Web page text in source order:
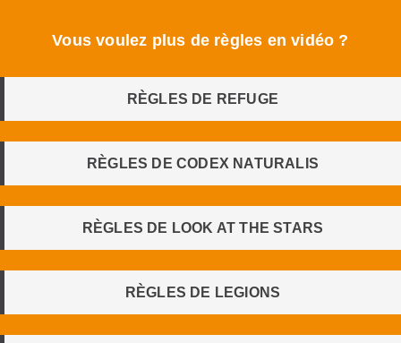
Vous voulez plus de règles en vidéo ?
RÈGLES DE REFUGE
RÈGLES DE CODEX NATURALIS
RÈGLES DE LOOK AT THE STARS
RÈGLES DE LEGIONS